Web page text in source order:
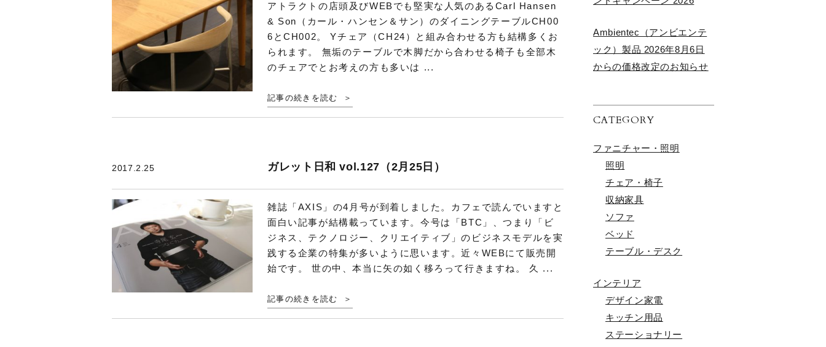
アトラクトの店頭及びWEBでも堅実な人気のあるCarl Hansen
& Son（カール・ハンセン＆サン）のダイニングテーブルCH00
6とCH002。 Yチェア（CH24）と組み合わせる方も結構多くお
られます。 無垢のテーブルで木脚だから合わせる椅子も全部木
のチェアでとお考えの方も多いは ...
記事の続きを読む
2017.2.25 ガレット日和 vol.127（2月25日）
雑誌「AXIS」の4月号が到着しました。カフェで読んでいますと
面白い記事が結構載っています。今号は「BTC」、つまり「ビ
ジネス、テクノロジー、クリエイティブ」のビジネスモデルを実
践する企業の特集が多いように思います。近々WEBにて販売開
始です。 世の中、本当に矢の如く移ろって行きますね。 久 ...
記事の続きを読む
Ambientec（アンビエンテ
ック）製品 2026年8月6日
からの価格改定のお知らせ
CATEGORY
ファニチャー・照明
照明
チェア・椅子
収納家具
ソファ
ベッド
テーブル・デスク
インテリア
デザイン家電
キッチン用品
ステーショナリー